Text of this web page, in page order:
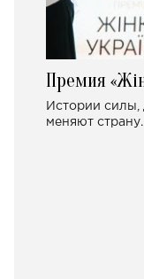
Премия
Истории силы,
меняют страну.